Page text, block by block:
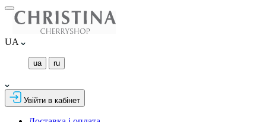
UA
ua ru
Увійти в кабінет